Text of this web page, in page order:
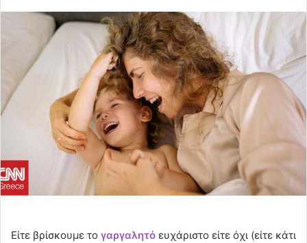
email
Είτε βρίσκουμε το γαργαλητό ευχάριστο είτε όχι (είτε κάτι